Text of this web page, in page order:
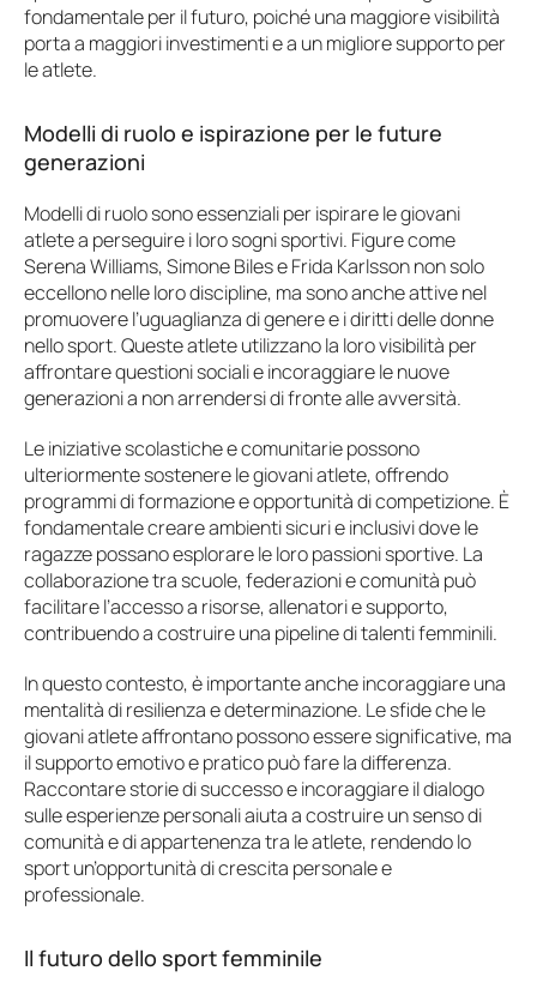
fondamentale per il futuro, poiché una maggiore visibilità
porta a maggiori investimenti e a un migliore supporto per
le atlete.
Modelli di ruolo e ispirazione per le future
generazioni
Modelli di ruolo sono essenziali per ispirare le giovani
atlete a perseguire i loro sogni sportivi. Figure come
Serena Williams, Simone Biles e Frida Karlsson non solo
eccellono nelle loro discipline, ma sono anche attive nel
promuovere l’uguaglianza di genere e i diritti delle donne
nello sport. Queste atlete utilizzano la loro visibilità per
affrontare questioni sociali e incoraggiare le nuove
generazioni a non arrendersi di fronte alle avversità.
Le iniziative scolastiche e comunitarie possono
ulteriormente sostenere le giovani atlete, offrendo
programmi di formazione e opportunità di competizione. È
fondamentale creare ambienti sicuri e inclusivi dove le
ragazze possano esplorare le loro passioni sportive. La
collaborazione tra scuole, federazioni e comunità può
facilitare l’accesso a risorse, allenatori e supporto,
contribuendo a costruire una pipeline di talenti femminili.
In questo contesto, è importante anche incoraggiare una
mentalità di resilienza e determinazione. Le sfide che le
giovani atlete affrontano possono essere significative, ma
il supporto emotivo e pratico può fare la differenza.
Raccontare storie di successo e incoraggiare il dialogo
sulle esperienze personali aiuta a costruire un senso di
comunità e di appartenenza tra le atlete, rendendo lo
sport un’opportunità di crescita personale e
professionale.
Il futuro dello sport femminile